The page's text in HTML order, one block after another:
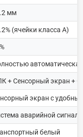
мм
(ячейки класса A)
автоматическая
+ Сенсорный экран +
экран с
аварийной
белый